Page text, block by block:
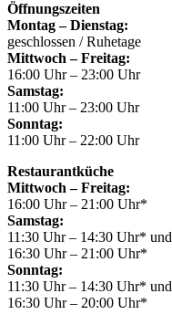
Öffnungszeiten
Montag – Dienstag:
geschlossen / Ruhetage
Mittwoch – Freitag:
16:00 Uhr – 23:00 Uhr
Samstag:
11:00 Uhr – 23:00 Uhr
Sonntag:
11:00 Uhr – 22:00 Uhr
Restaurantküche
Mittwoch – Freitag:
16:00 Uhr – 21:00 Uhr*
Samstag:
11:30 Uhr – 14:30 Uhr* und
16:30 Uhr – 21:00 Uhr*
Sonntag:
11:30 Uhr – 14:30 Uhr* und
16:30 Uhr – 20:00 Uhr*